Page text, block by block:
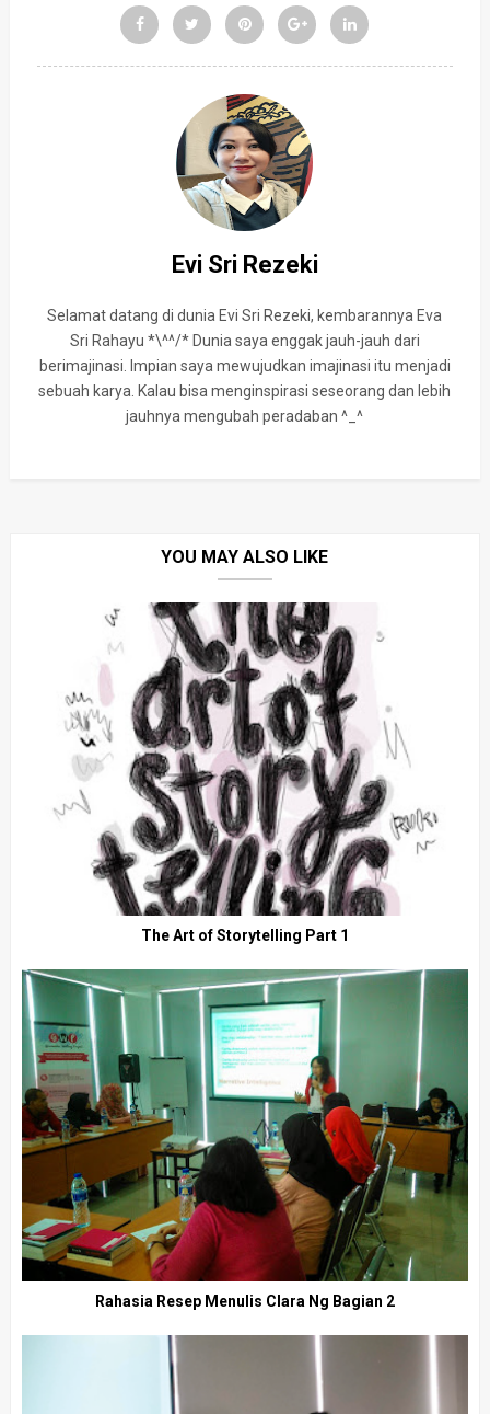
Evi Sri Rezeki
Selamat datang di dunia Evi Sri Rezeki, kembarannya Eva
Sri Rahayu *\^^/* Dunia saya enggak jauh-jauh dari
berimajinasi. Impian saya mewujudkan imajinasi itu menjadi
sebuah karya. Kalau bisa menginspirasi seseorang dan lebih
jauhnya mengubah peradaban ^_^
YOU MAY ALSO LIKE
The Art of Storytelling Part 1
Rahasia Resep Menulis Clara Ng Bagian 2